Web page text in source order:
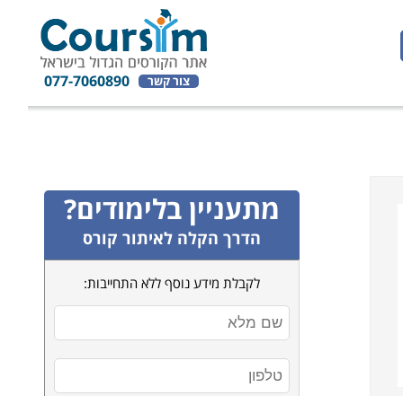
צור קשר 077-7060890
מתעניין בלימודים?
הדרך הקלה לאיתור קורס
לקבלת מידע נוסף ללא התחייבות: